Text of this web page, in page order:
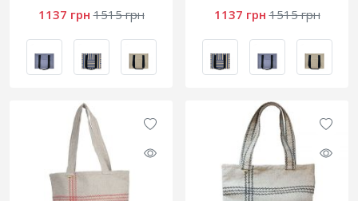
1137 грн 1515 грн 1137 грн 1515 грн